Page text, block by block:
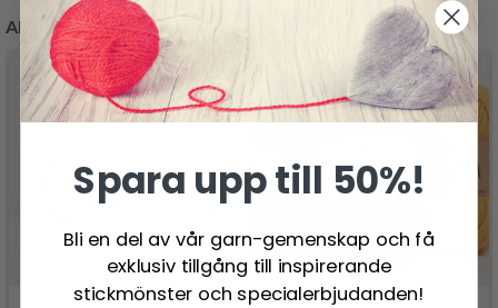
ANDRA KUNDER KÖPTE
Spara upp till 50%!
Bli en del av vår garn-gemenskap och få
exklusiv tillgång till inspirerande
stickmönster och specialerbjudanden!